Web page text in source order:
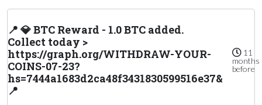
📍 💎 BTC Reward - 1.0 BTC added.
Collect today >
https://graph.org/WITHDRAW-YOUR-
COINS-07-23?
hs=7444a1683d2ca48f3431830599516e37&
📍
11
months
before